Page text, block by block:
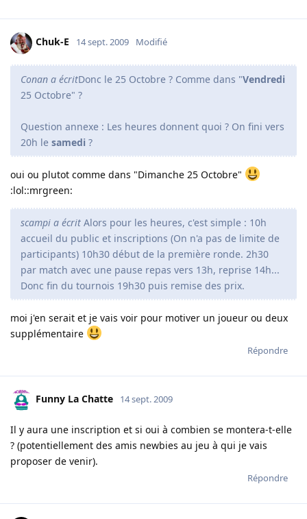
Chuk-E 14 sept. 2009 Modifié
Conan a écritDonc le 25 Octobre ? Comme dans "Vendredi
25 Octobre" ?
Question annexe : Les heures donnent quoi ? On fini vers
20h le samedi ?
oui ou plutot comme dans "Dimanche 25 Octobre"
:lol::mrgreen:
scampi a écrit Alors pour les heures, c'est simple : 10h
accueil du public et inscriptions (On n'a pas de limite de
participants) 10h30 début de la première ronde. 2h30
par match avec une pause repas vers 13h, reprise 14h...
Donc fin du tournois 19h30 puis remise des prix.
moi j'en serait et je vais voir pour motiver un joueur ou deux
supplémentaire
Répondre
Funny La Chatte 14 sept. 2009
Il y aura une inscription et si oui à combien se montera-t-elle
? (potentiellement des amis newbies au jeu à qui je vais
proposer de venir).
Répondre